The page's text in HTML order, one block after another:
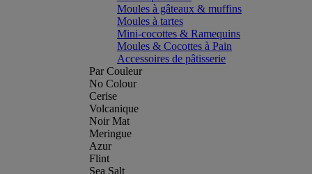
Moules à gâteaux & muffins
Moules à tartes
Mini-cocottes & Ramequins
Moules & Cocottes à Pain
Accessoires de pâtisserie
Par Couleur
No Colour
Cerise
Volcanique
Noir Mat
Meringue
Azur
Flint
Sea Salt